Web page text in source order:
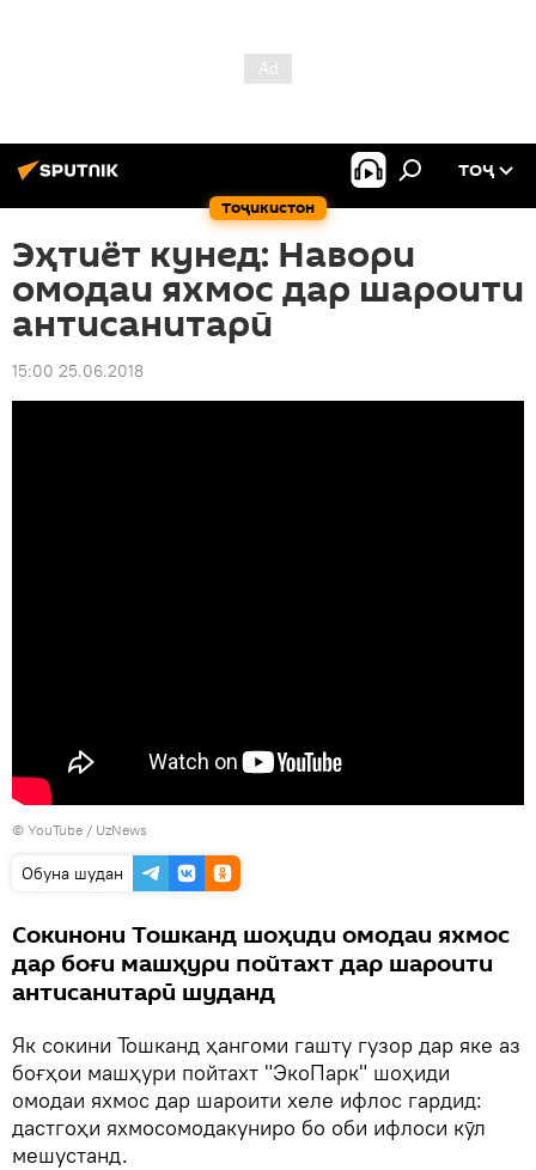
Тоҷикистон
ТОҶ
Эҳтиёт кунед: Навори
омодаи яхмос дар шароити
антисанитарӣ
15:00 25.06.2018
© YouTube / UzNews
Обуна шудан
Сокинони Тошканд шоҳиди омодаи яхмос
дар боғи машҳури пойтахт дар шароити
антисанитарӣ шуданд
Як сокини Тошканд ҳангоми гашту гузор дар яке аз
боғҳои машҳури пойтахт "ЭкоПарк" шоҳиди
омодаи яхмос дар шароити хеле ифлос гардид:
дастгоҳи яхмосомодакуниро бо оби ифлоси кӯл
мешустанд.